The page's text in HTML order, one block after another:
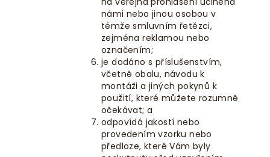
námi nebo jinou osobou v
témže smluvním řetězci,
zejména reklamou nebo
označením;
je dodáno s příslušenstvím,
včetně obalu, návodu k
montáži a jiných pokynů k
použití, které můžete rozumně
očekávat; a
odpovídá jakostí nebo
provedením vzorku nebo
předloze, které Vám byly